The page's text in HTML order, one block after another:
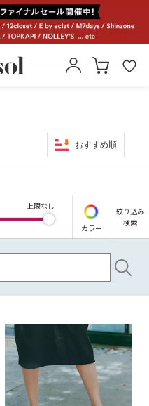
おすすめ順
上限なし
カラー
絞り込み
検索